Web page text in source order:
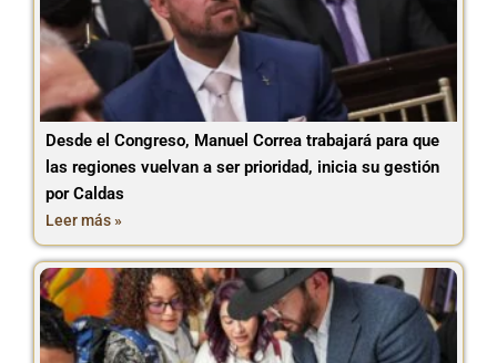
Desde el Congreso, Manuel Correa trabajará para que
las regiones vuelvan a ser prioridad, inicia su gestión
por Caldas
Leer más »